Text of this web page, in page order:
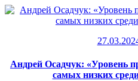
Андрей Осадчук: «Уровень
самых низких